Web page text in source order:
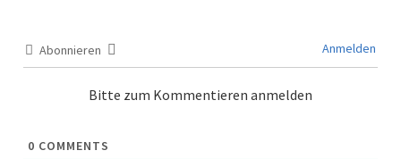
Abonnieren Anmelden
Bitte zum Kommentieren anmelden
0 COMMENTS